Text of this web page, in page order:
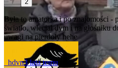
2
Była to amatorka i po znajomości -
światło, wleciał dym i na głośniku
uwagi na pierdoły hehe
_hdvn3 lata temu